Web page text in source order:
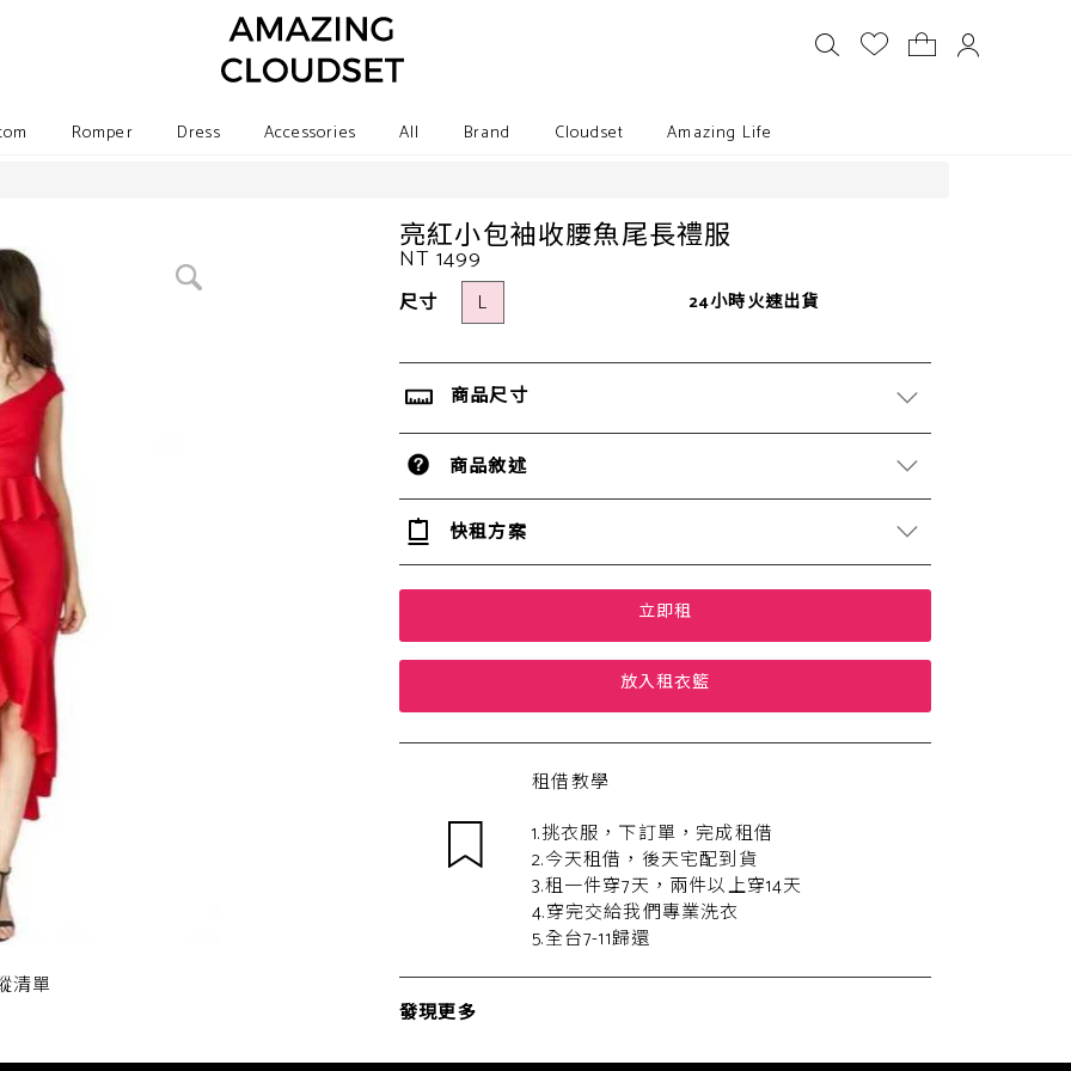
Romper Dress Accessories All Brand Cloudset Amazing Life
清單
亮紅小包袖收腰魚尾長禮服
NT 1499
尺寸 L 24小時火速出貨
商品尺寸
商品敘述
快租方案
立即租
放入租衣籃
租借教學
1.挑衣服，下訂單，完成租借
2.今天租借，後天宅配到貨
3.租一件穿7天，兩件以上穿14天
4.穿完交給我們專業洗衣
5.全台7-11歸還
發現更多